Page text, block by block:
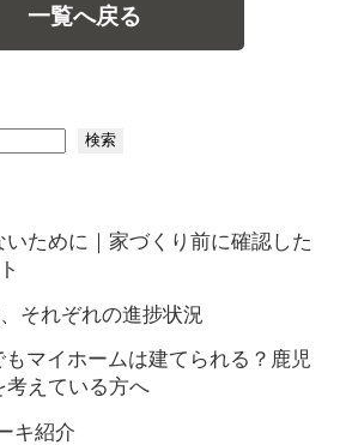
一覧へ戻る
検索
ために｜家づくり前に確認した
それぞれの進捗状況
マイホームは建てられる？鹿児
考えている方へ
キ紹介